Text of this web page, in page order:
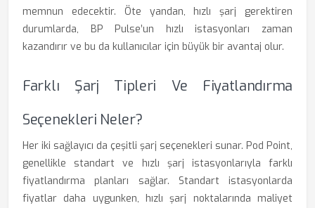
memnun edecektir. Öte yandan, hızlı şarj gerektiren
durumlarda, BP Pulse’un hızlı istasyonları zaman
kazandırır ve bu da kullanıcılar için büyük bir avantaj olur.
Farklı Şarj Tipleri Ve Fiyatlandırma
Seçenekleri Neler?
Her iki sağlayıcı da çeşitli şarj seçenekleri sunar. Pod Point,
genellikle standart ve hızlı şarj istasyonlarıyla farklı
fiyatlandırma planları sağlar. Standart istasyonlarda
fiyatlar daha uygunken, hızlı şarj noktalarında maliyet